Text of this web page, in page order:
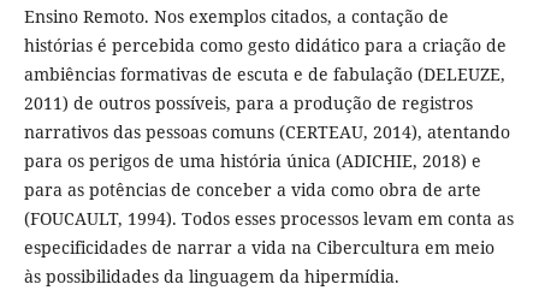
Ensino Remoto. Nos exemplos citados, a contação de
histórias é percebida como gesto didático para a criação de
ambiências formativas de escuta e de fabulação (DELEUZE,
2011) de outros possíveis, para a produção de registros
narrativos das pessoas comuns (CERTEAU, 2014), atentando
para os perigos de uma história única (ADICHIE, 2018) e
para as potências de conceber a vida como obra de arte
(FOUCAULT, 1994). Todos esses processos levam em conta as
especificidades de narrar a vida na Cibercultura em meio
às possibilidades da linguagem da hipermídia.